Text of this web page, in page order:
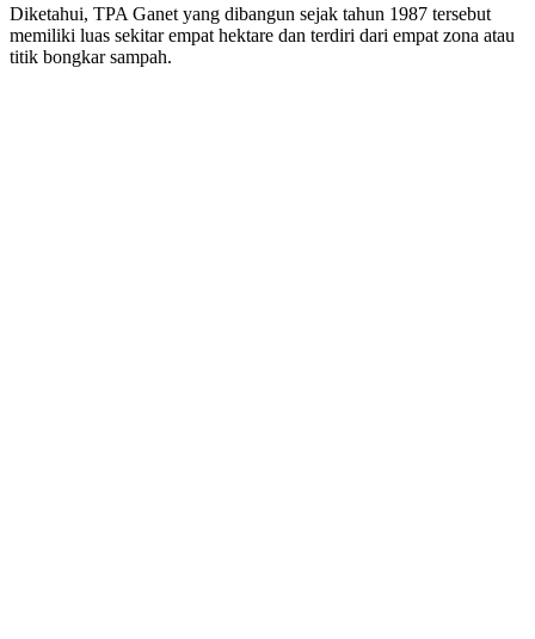
Diketahui, TPA Ganet yang dibangun sejak tahun 1987 tersebut
memiliki luas sekitar empat hektare dan terdiri dari empat zona atau
titik bongkar sampah.